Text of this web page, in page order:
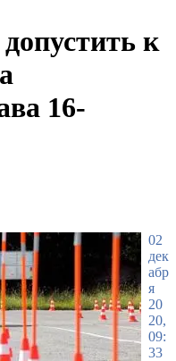
к
16-
02
дек
абр
я
20
20,
09:
33